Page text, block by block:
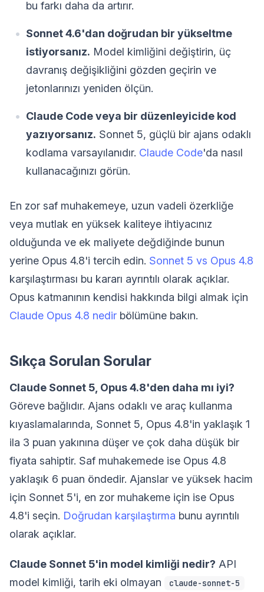
bu farkı daha da artırır.
Sonnet 4.6'dan doğrudan bir yükseltme
istiyorsanız. Model kimliğini değiştirin, üç
davranış değişikliğini gözden geçirin ve
jetonlarınızı yeniden ölçün.
Claude Code veya bir düzenleyicide kod
yazıyorsanız. Sonnet 5, güçlü bir ajans odaklı
kodlama varsayılanıdır. Claude Code'da nasıl
kullanacağınızı görün.
En zor saf muhakemeye, uzun vadeli özerkliğe
veya mutlak en yüksek kaliteye ihtiyacınız
olduğunda ve ek maliyete değdiğinde bunun
yerine Opus 4.8'i tercih edin. Sonnet 5 vs Opus 4.8
karşılaştırması bu kararı ayrıntılı olarak açıklar.
Opus katmanının kendisi hakkında bilgi almak için
Claude Opus 4.8 nedir bölümüne bakın.
Sıkça Sorulan Sorular
Claude Sonnet 5, Opus 4.8'den daha mı iyi?
Göreve bağlıdır. Ajans odaklı ve araç kullanma
kıyaslamalarında, Sonnet 5, Opus 4.8'in yaklaşık 1
ila 3 puan yakınına düşer ve çok daha düşük bir
fiyata sahiptir. Saf muhakemede ise Opus 4.8
yaklaşık 6 puan öndedir. Ajanslar ve yüksek hacim
için Sonnet 5'i, en zor muhakeme için ise Opus
4.8'i seçin. Doğrudan karşılaştırma bunu ayrıntılı
olarak açıklar.
Claude Sonnet 5'in model kimliği nedir? API
model kimliği, tarih eki olmayan
claude-sonnet-5